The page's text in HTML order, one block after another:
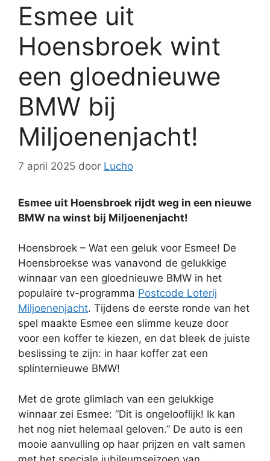
Esmee uit
Hoensbroek wint
een gloednieuwe
BMW bij
Miljoenenjacht!
7 april 2025 door Lucho
Esmee uit Hoensbroek rijdt weg in een nieuwe
BMW na winst bij Miljoenenjacht!
Hoensbroek – Wat een geluk voor Esmee! De
Hoensbroekse was vanavond de gelukkige
winnaar van een gloednieuwe BMW in het
populaire tv-programma Postcode Loterij
Miljoenenjacht. Tijdens de eerste ronde van het
spel maakte Esmee een slimme keuze door
voor een koffer te kiezen, en dat bleek de juiste
beslissing te zijn: in haar koffer zat een
splinternieuwe BMW!
Met de grote glimlach van een gelukkige
winnaar zei Esmee: “Dit is ongelooflijk! Ik kan
het nog niet helemaal geloven.” De auto is een
mooie aanvulling op haar prijzen en valt samen